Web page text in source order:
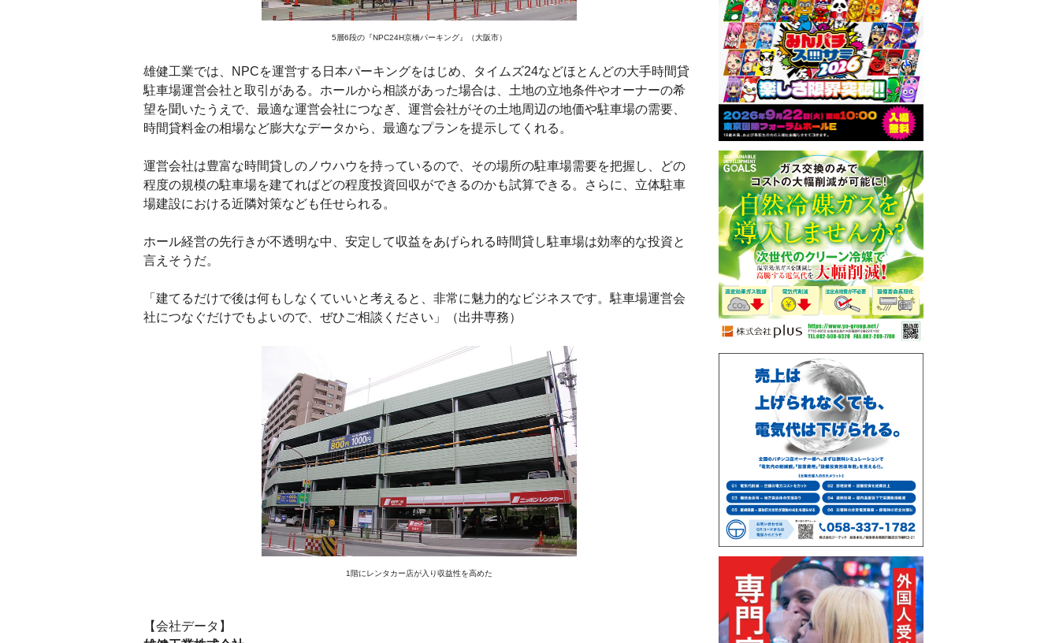
5層6段の『NPC24H京橋パーキング』（大阪市）
雄健工業では、NPCを運営する日本パーキングをはじめ、タイムズ24などほとんどの大手時間貸
駐車場運営会社と取引がある。ホールから相談があった場合は、土地の立地条件やオーナーの希
望を聞いたうえで、最適な運営会社につなぎ、運営会社がその土地周辺の地価や駐車場の需要、
時間貸料金の相場など膨大なデータから、最適なプランを提示してくれる。
運営会社は豊富な時間貸しのノウハウを持っているので、その場所の駐車場需要を把握し、どの
程度の規模の駐車場を建てればどの程度投資回収ができるのかも試算できる。さらに、立体駐車
場建設における近隣対策なども任せられる。
ホール経営の先行きが不透明な中、安定して収益をあげられる時間貸し駐車場は効率的な投資と
言えそうだ。
「建てるだけで後は何もしなくていいと考えると、非常に魅力的なビジネスです。駐車場運営会
社につなぐだけでもよいので、ぜひご相談ください」（出井専務）
1階にレンタカー店が入り収益性を高めた
【会社データ】